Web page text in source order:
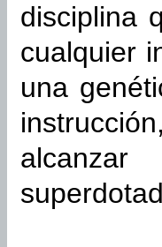
disciplina
cualquier
una